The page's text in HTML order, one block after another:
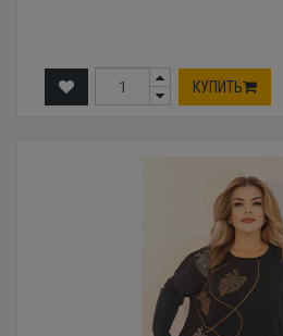
КУПИТЬ